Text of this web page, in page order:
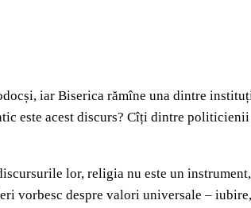
iar Biserica rămîne una dintre
este acest discurs? Cîți dintre
lor, religia nu este un
vorbesc despre valori universale –